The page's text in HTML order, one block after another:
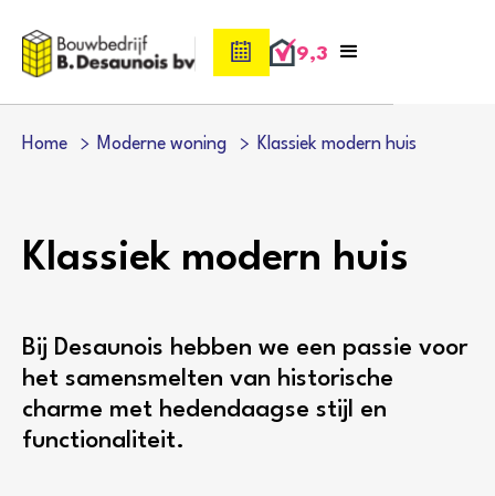
9,3
Home Moderne woning Klassiek modern huis
Klassiek modern huis
Bij Desaunois hebben we een passie voor
het samensmelten van historische
charme met hedendaagse stijl en
functionaliteit.